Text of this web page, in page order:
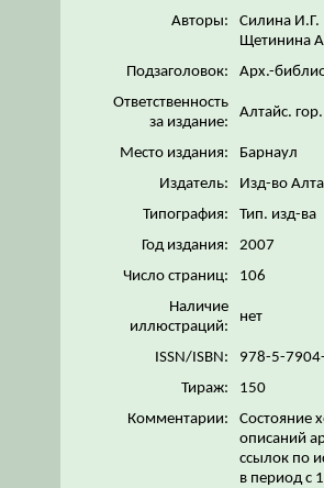
Авторы:
Силина И.Г.
Щетинина
Подзаголовок:
Арх.-
Ответственность
за издание:
Алтайс.
Место издания:
Барнаул
Издатель:
Изд-во
Типография:
Тип. изд-ва
Год издания:
2007
Число страниц:
106
Наличие
иллюстраций:
нет
ISSN/ISBN:
978-5-
Тираж:
150
Комментарии:
Состояние
описаний
ссылок по
в период с